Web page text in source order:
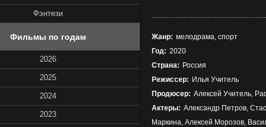
Жанр: мелодрама, спорт
Год: 2020
Страна: Россия
Режиссер: Илья Учитель
Продюсер: Алексей Учитель,
Актеры: Александр Петров,
Маркина, Алексей Морозов,
Фэнтези
Фильмы по годам
2026
2025
2024
2023